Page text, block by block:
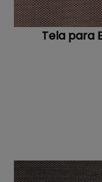
Tela para